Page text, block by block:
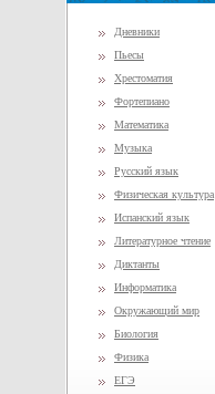
Дневники
Пьесы
Хрестоматия
Фортепиано
Математика
Музыка
Русский язык
Физическая культура
Испанский язык
Литературное чтение
Диктанты
Информатика
Окружающий мир
Биология
Физика
ЕГЭ